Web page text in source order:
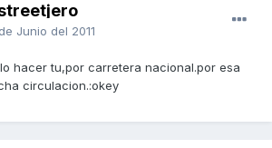
Junio del 2011
hacer tu,por carretera nacional.por esa
circulacion.:okey